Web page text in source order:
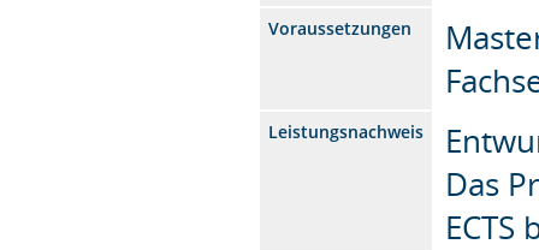
Voraussetzungen
Leistungsnachweis
Das